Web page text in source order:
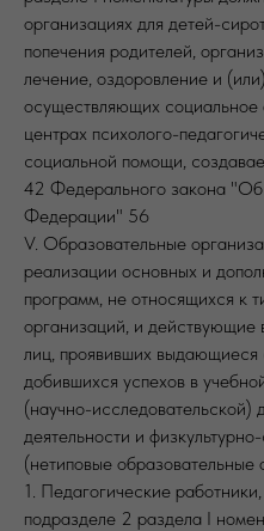
организациях для детей-
попечения родителей,
лечение, оздоровление и
осуществляющих социальное
центрах психолого-
социальной помощи,
42 Федерального закона
Федерации" 56
V. Образовательные
реализации основных и
программ, не относящихся к
организаций, и действующие
лиц, проявивших выдающиеся
добившихся успехов в
(научно-исследовательской)
деятельности и
(нетиповые образовательные
1. Педагогические
подразделе 2 раздела I